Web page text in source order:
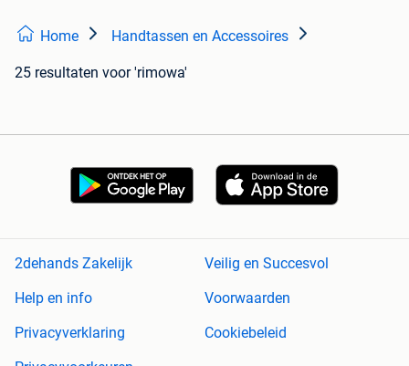
Home Handtassen en Accessoires
25 resultaten voor 'rimowa'
2dehands Zakelijk
Veilig en Succesvol
Help en info
Voorwaarden
Privacyverklaring
Cookiebeleid